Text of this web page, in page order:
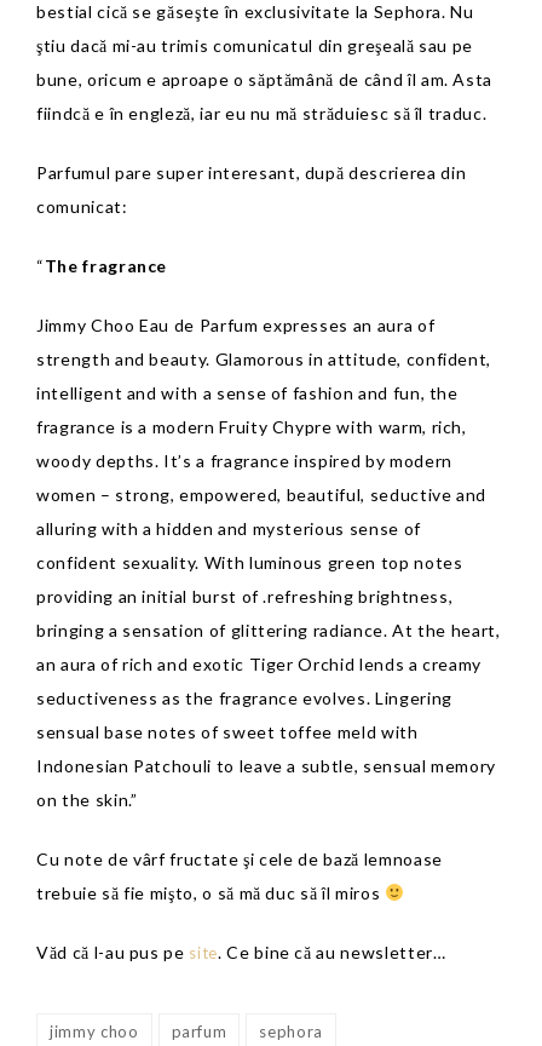
bestial cică se găseşte în exclusivitate la Sephora. Nu
ştiu dacă mi-au trimis comunicatul din greşeală sau pe
bune, oricum e aproape o săptămână de când îl am. Asta
fiindcă e în engleză, iar eu nu mă străduiesc să îl traduc.
Parfumul pare super interesant, după descrierea din
comunicat:
“The fragrance
Jimmy Choo Eau de Parfum expresses an aura of
strength and beauty. Glamorous in attitude, confident,
intelligent and with a sense of fashion and fun, the
fragrance is a modern Fruity Chypre with warm, rich,
woody depths. It’s a fragrance inspired by modern
women – strong, empowered, beautiful, seductive and
alluring with a hidden and mysterious sense of
confident sexuality. With luminous green top notes
providing an initial burst of .refreshing brightness,
bringing a sensation of glittering radiance. At the heart,
an aura of rich and exotic Tiger Orchid lends a creamy
seductiveness as the fragrance evolves. Lingering
sensual base notes of sweet toffee meld with
Indonesian Patchouli to leave a subtle, sensual memory
on the skin.”
Cu note de vârf fructate şi cele de bază lemnoase
trebuie să fie mişto, o să mă duc să îl miros
Văd că l-au pus pe site. Ce bine că au newsletter…
jimmy choo parfum sephora